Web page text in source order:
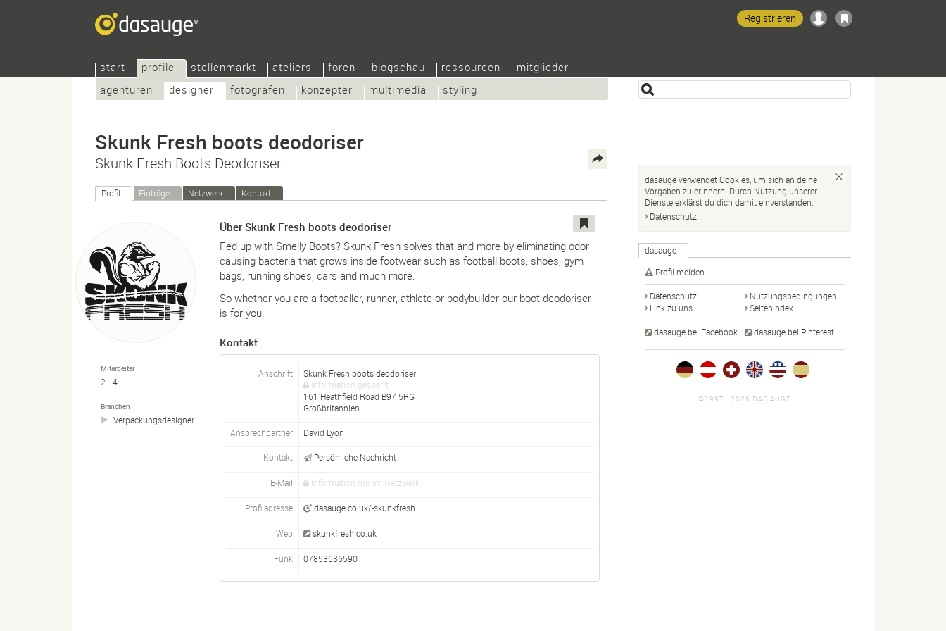
start
profile
agenturen
designer fotografen konzepter multimedia styling
stellenmarkt ateliers foren blogschau ressourcen mitglieder
Registrieren
Skunk Fresh boots deodoriser
Skunk Fresh Boots Deodoriser
Profil Einträge Netzwerk Kontakt
Mitarbeiter
2—4
Branchen
Verpackungsdesigner
Über Skunk Fresh boots deodoriser
Fed up with Smelly Boots? Skunk Fresh solves that and more by eliminating odor
causing bacteria that grows inside footwear such as football boots, shoes, gym
bags, running shoes, cars and much more.
So whether you are a footballer, runner, athlete or bodybuilder our boot deodoriser
is for you.
Kontakt
Anschrift
Skunk Fresh boots deodoriser
Information gesperrt
161 Heathfield Road B97 5RG
Großbritannien
Ansprechpartner David Lyon
Kontakt Persönliche Nachricht
E-Mail Information nur im Netzwerk
Profiladresse dasauge.co.uk/-skunkfresh
Web skunkfresh.co.uk
Funk 07853636590
dasauge verwendet Cookies, um sich an deine
Vorgaben zu erinnern. Durch Nutzung unserer
Dienste erklärst du dich damit einverstanden.
Datenschutz
dasauge
Profil melden
Datenschutz
Nutzungsbedingungen
Link zu uns
Seitenindex
dasauge bei Facebook dasauge bei Pinterest
©1997—2026 DAS AUGE